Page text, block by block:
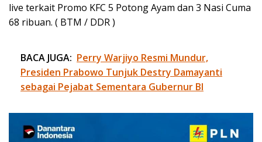
live terkait Promo KFC 5 Potong Ayam dan 3 Nasi Cuma
68 ribuan. ( BTM / DDR )
BACA JUGA: Perry Warjiyo Resmi Mundur,
Presiden Prabowo Tunjuk Destry Damayanti
sebagai Pejabat Sementara Gubernur BI